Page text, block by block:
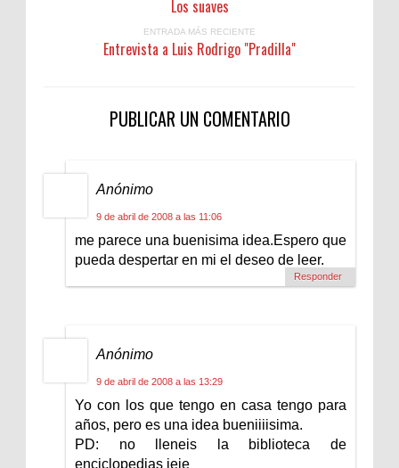
Los suaves
ENTRADA MÁS RECIENTE
Entrevista a Luis Rodrigo "Pradilla"
PUBLICAR UN COMENTARIO
Anónimo
9 de abril de 2008 a las 11:06
me parece una buenisima idea.Espero que
pueda despertar en mi el deseo de leer.
Responder
Anónimo
9 de abril de 2008 a las 13:29
Yo con los que tengo en casa tengo para
años, pero es una idea bueniiiisima.
PD: no lleneis la biblioteca de
enciclopedias jeje